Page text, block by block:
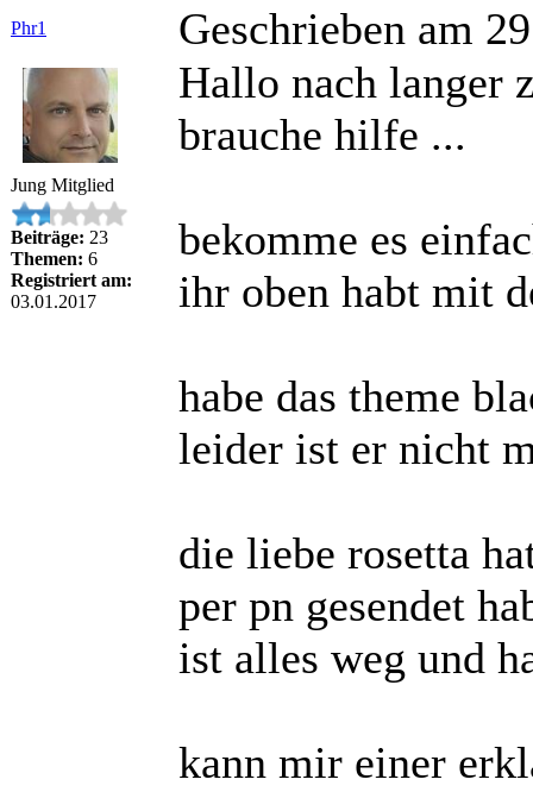
Phr1 Geschrieben am
Jung Mitglied
Beiträge: 23
Themen: 6
Registriert am:
03.01.2017
Hallo nach langer
brauche hilfe ...
bekomme es
ihr oben habt mit
habe das theme
leider ist er nicht
die liebe rosetta
per pn gesendet
ist alles weg und
kann mir einer